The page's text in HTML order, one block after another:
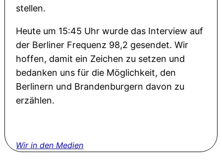
stellen.
Heute um 15:45 Uhr wurde das Interview auf
der Berliner Frequenz 98,2 gesendet. Wir
hoffen, damit ein Zeichen zu setzen und
bedanken uns für die Möglichkeit, den
Berlinern und Brandenburgern davon zu
erzählen.
Wir in den Medien